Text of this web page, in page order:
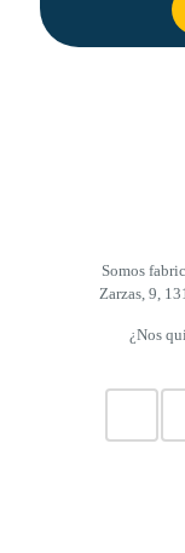
Somos
Zarzas, 9,
¿Nos